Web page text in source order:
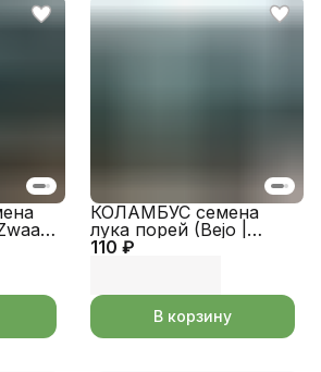
110 ₽
КОЛАМБУС семена
лука порей (Bejo |
Alexagro)
В корзину